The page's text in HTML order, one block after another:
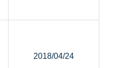
2018/04/24